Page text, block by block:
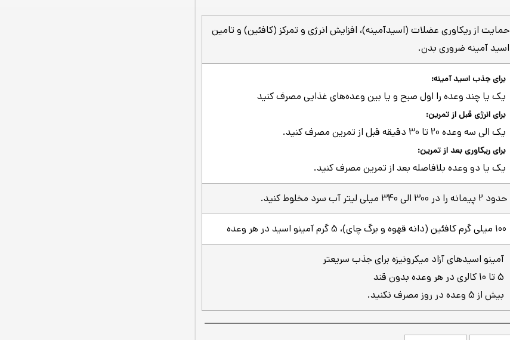
حمایت از ریکاوری عضلات (اسیدآمینه)، افزایش انرژی و تمرکز (کافئین) و تامین
اسید آمینه ضروری بدن.
برای جذب اسید آمینه:
یک یا چند وعده را اول صبح و یا بین وعده‌های غذایی مصرف کنید
برای انرژی قبل از تمرین:
یک الی سه وعده 20 تا 30 دقیقه قبل از تمرین مصرف کنید.
برای ریکاوری بعد از تمرین:
یک یا دو وعده بلافاصله بعد از تمرین مصرف کنید.
حدود 2 پیمانه را در 300 الی 340 میلی لیتر آب سرد مخلوط کنید.
100 میلی گرم کافئین (دانه قهوه و برگ چای)، 5 گرم آمینو اسید در هر وعده
آمینو اسیدهای آزاد میکرونیزه برای جذب سریعتر
5 تا 10 کالری در هر وعده بدون قند
بیش از 5 وعده در روز مصرف نکنید.